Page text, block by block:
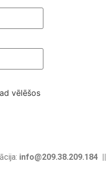
vēlēšos
info@209.38.209.184 ||